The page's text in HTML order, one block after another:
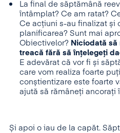
La final de săptămână
întâmplat? Ce am ratat?
Ce acțiuni s-au finalizat și
planificarea? Sunt mai
Obiectivelor? Niciodată să
treacă fără să înțelegeți
E adevărat că vor fi și
care vom realiza foarte
conștientizare este foarte
ajută să rămâneți ancorați
Și apoi o iau de la capăt.